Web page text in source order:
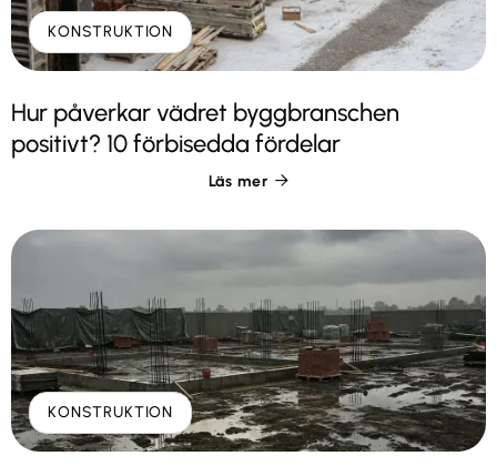
KONSTRUKTION
Hur påverkar vädret byggbranschen
positivt? 10 förbisedda fördelar
Läs mer 
KONSTRUKTION